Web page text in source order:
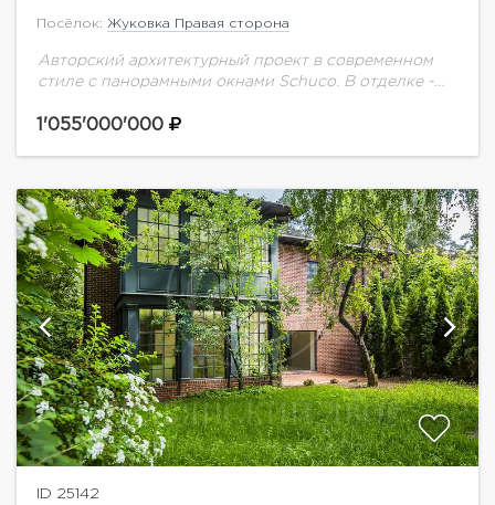
Посёлок: Жуковка Правая сторона
Авторский архитектурный проект в современном
стиле с панорамными окнами Schuco. В отделке -
дубовый паркет, итальянский керамогранит).
1'055'000'000
ID 25142